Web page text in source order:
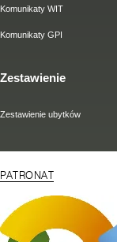
Komunikaty WIT
Komunikaty GPI
Zestawienie
Zestawienie ubytków
PATRONAT